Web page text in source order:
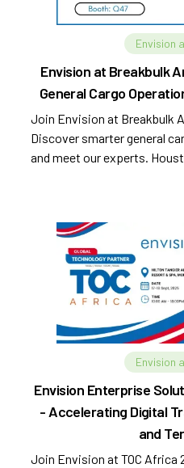
Envision
Envision at Breakbulk
General Cargo
Join Envision at Breakbulk
Discover smarter general
and meet our experts.
Envision
Envision Enterprise
- Accelerating Digital
and
Join Envision at TOC Africa